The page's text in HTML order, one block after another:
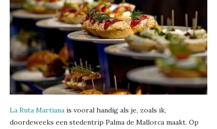
La Ruta Martiana is vooral handig als je, zoals ik,
doordeweeks een stedentrip Palma de Mallorca maakt. Op